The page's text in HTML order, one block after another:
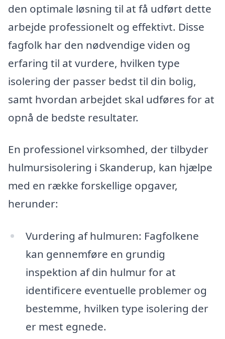
den optimale løsning til at få udført dette
arbejde professionelt og effektivt. Disse
fagfolk har den nødvendige viden og
erfaring til at vurdere, hvilken type
isolering der passer bedst til din bolig,
samt hvordan arbejdet skal udføres for at
opnå de bedste resultater.
En professionel virksomhed, der tilbyder
hulmursisolering i Skanderup, kan hjælpe
med en række forskellige opgaver,
herunder:
Vurdering af hulmuren: Fagfolkene
kan gennemføre en grundig
inspektion af din hulmur for at
identificere eventuelle problemer og
bestemme, hvilken type isolering der
er mest egnede.